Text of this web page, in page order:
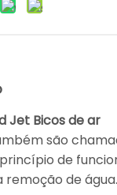
Jet Bicos de ar
são
de
de